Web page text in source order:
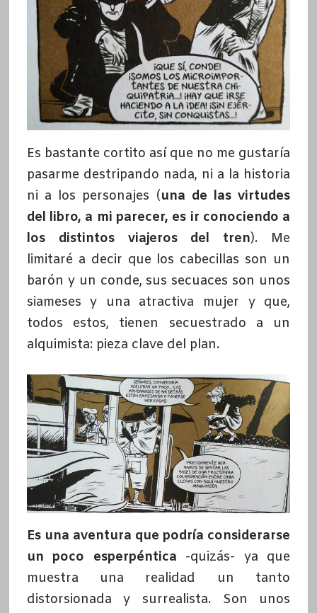
Es bastante cortito así que no me gustaría
pasarme destripando nada, ni a la historia
ni a los personajes (una de las virtudes
del libro, a mi parecer, es ir conociendo a
los distintos viajeros del tren). Me
limitaré a decir que los cabecillas son un
barón y un conde, sus secuaces son unos
siameses y una atractiva mujer y que,
todos estos, tienen secuestrado a un
alquimista: pieza clave del plan.
Es una aventura que podría considerarse
un poco esperpéntica -quizás- ya que
muestra una realidad un tanto
distorsionada y surrealista. Son unos